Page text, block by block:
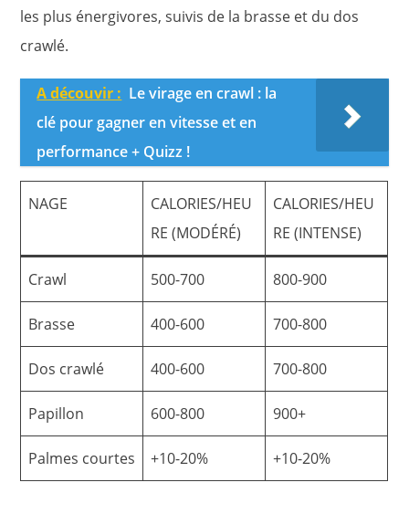
les plus énergivores, suivis de la brasse et du dos
crawlé.
A découvir : Le virage en crawl : la
clé pour gagner en vitesse et en
performance + Quizz !
NAGE
CALORIES/HEU
RE (MODÉRÉ)
CALORIES/HEU
RE (INTENSE)
Crawl 500-700 800-900
Brasse 400-600 700-800
Dos crawlé 400-600 700-800
Papillon 600-800 900+
Palmes courtes +10-20% +10-20%